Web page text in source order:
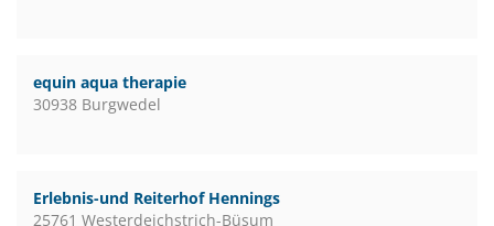
equin aqua therapie
30938 Burgwedel
Erlebnis-und Reiterhof Hennings
25761 Westerdeichstrich-Büsum